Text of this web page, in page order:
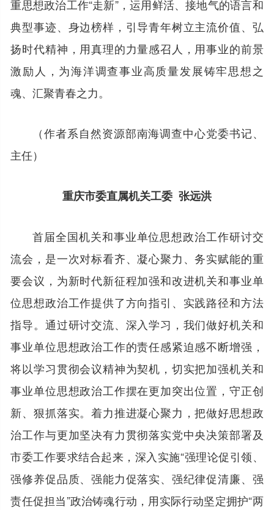
重思想政治工作“走新”，运用鲜活、接地气的语言和
典型事迹、身边榜样，引导青年树立主流价值、弘
扬时代精神，用真理的力量感召人，用事业的前景
激励人，为海洋调查事业高质量发展铸牢思想之
魂、汇聚青春之力。
（作者系自然资源部南海调查中心党委书记、
主任）
重庆市委直属机关工委 张远洪
首届全国机关和事业单位思想政治工作研讨交
流会，是一次对标看齐、凝心聚力、务实赋能的重
要会议，为新时代新征程加强和改进机关和事业单
位思想政治工作提供了方向指引、实践路径和方法
指导。通过研讨交流、深入学习，我们做好机关和
事业单位思想政治工作的责任感紧迫感不断增强，
将以学习贯彻会议精神为契机，切实把加强机关和
事业单位思想政治工作摆在更加突出位置，守正创
新、狠抓落实。着力推进凝心聚力，把做好思想政
治工作与更加坚决有力贯彻落实党中央决策部署及
市委工作要求结合起来，深入实施“强理论促引领、
强修养促品质、强能力促落实、强纪律促清廉、强
责任促担当”政治铸魂行动，用实际行动坚定拥护“两